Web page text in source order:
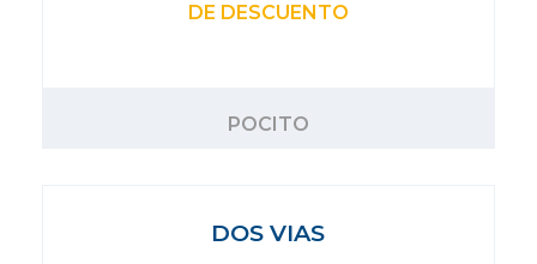
DE DESCUENTO
POCITO
DOS VIAS